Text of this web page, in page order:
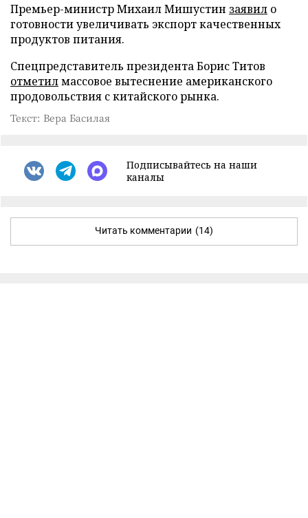
Премьер-министр Михаил Мишустин заявил о
готовности увеличивать экспорт качественных
продуктов питания.
Спецпредставитель президента Борис Титов
отметилмассовое вытеснение американского
продовольствия с китайского рынка.
Текст: Вера Басилая
Подписывайтесь на наши
каналы
Читать комментарии (14)